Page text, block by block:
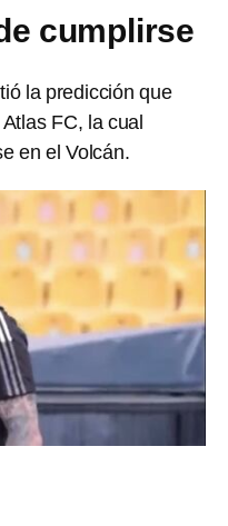
cumplirse
la predicción que
FC, la cual
en el Volcán.